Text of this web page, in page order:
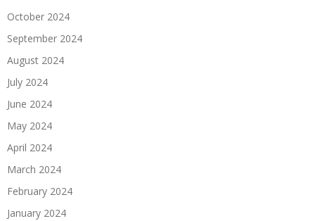
October 2024
September 2024
August 2024
July 2024
June 2024
May 2024
April 2024
March 2024
February 2024
January 2024